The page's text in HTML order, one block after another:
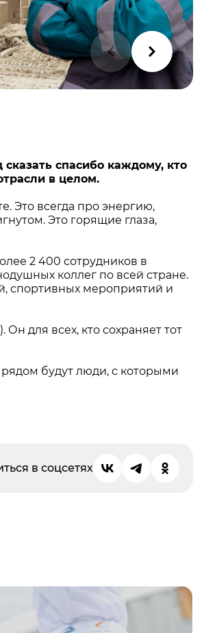
спасибо каждому, кто
в целом.
Это всегда про энергию,
Это горящие глаза,
2 400 сотрудников в
коллег по всей стране.
спортивных мероприятий и
Он для всех, кто сохраняет тот
рядом будут люди, с которыми
в соцсетях